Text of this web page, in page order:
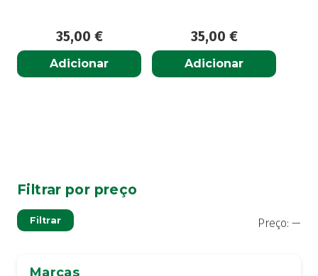
35,00 €
Adicionar
35,00 €
Adicionar
Filtrar por preço
Filtrar Preço: —
Marcas